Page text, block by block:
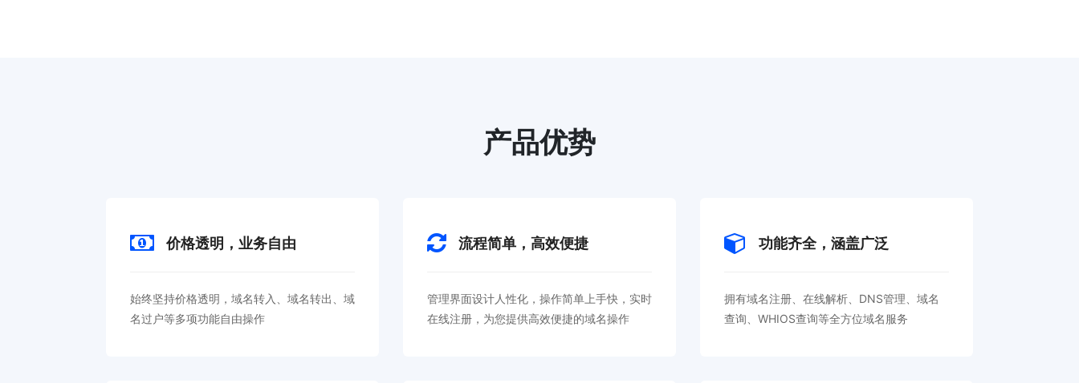
产品优势
价格透明，业务自由
始终坚持价格透明，域名转入、域名转出、域
名过户等多项功能自由操作
流程简单，高效便捷
管理界面设计人性化，操作简单上手快，实时
在线注册，为您提供高效便捷的域名操作
功能齐全，涵盖广泛
拥有域名注册、在线解析、DNS管理、域名
查询、WHIOS查询等全方位域名服务